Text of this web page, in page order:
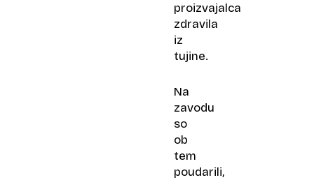
proizvajalca
zdravila
iz
tujine.
Na
zavodu
so
ob
tem
poudarili,